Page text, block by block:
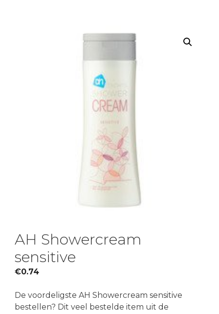
AH Showercream
sensitive
€0.74
De voordeligste AH Showercream sensitive
bestellen? Dit veel bestelde item uit de